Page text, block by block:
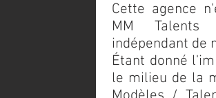
Cette agence
MM Talents
indépendant de
Étant donné
le milieu de la